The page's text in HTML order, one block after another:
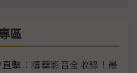
區
擊：精華影音全收錄！最